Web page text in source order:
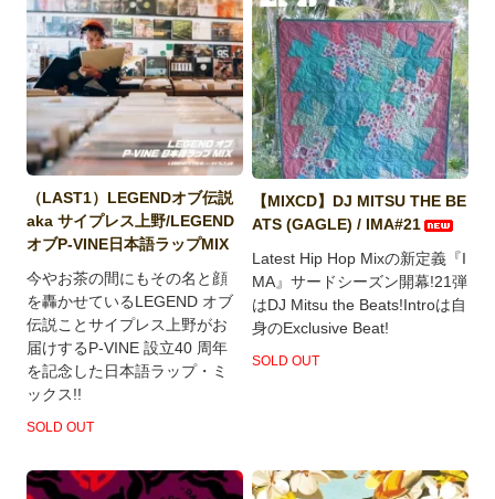
（LAST1）LEGENDオブ伝説
aka サイプレス上野/LEGEND
オブP-VINE日本語ラップMIX
今やお茶の間にもその名と顔
を轟かせているLEGEND オブ
伝説ことサイプレス上野がお
届けするP-VINE 設立40 周年
を記念した日本語ラップ・ミ
ックス!!
SOLD OUT
【MIXCD】DJ MITSU THE BE
ATS (GAGLE) / IMA#21
Latest Hip Hop Mixの新定義『I
MA』サードシーズン開幕!21弾
はDJ Mitsu the Beats!Introは自
身のExclusive Beat!
SOLD OUT